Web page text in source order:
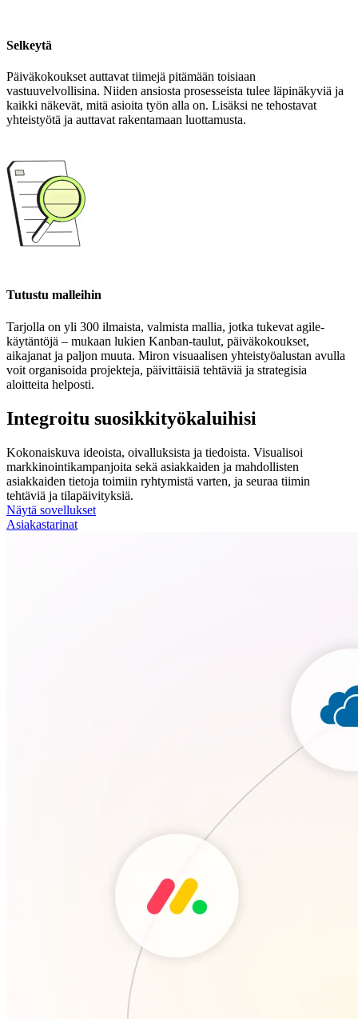
Selkeytä
Päiväkokoukset auttavat tiimejä pitämään toisiaan
vastuuvelvollisina. Niiden ansiosta prosesseista tulee läpinäkyviä ja
kaikki näkevät, mitä asioita työn alla on. Lisäksi ne tehostavat
yhteistyötä ja auttavat rakentamaan luottamusta.
Tutustu malleihin
Tarjolla on yli 300 ilmaista, valmista mallia, jotka tukevat agile-
käytäntöjä – mukaan lukien Kanban-taulut, päiväkokoukset,
aikajanat ja paljon muuta. Miron visuaalisen yhteistyöalustan avulla
voit organisoida projekteja, päivittäisiä tehtäviä ja strategisia
aloitteita helposti.
Integroitu suosikkityökaluihisi
Kokonaiskuva ideoista, oivalluksista ja tiedoista. Visualisoi
markkinointikampanjoita sekä asiakkaiden ja mahdollisten
asiakkaiden tietoja toimiin ryhtymistä varten, ja seuraa tiimin
tehtäviä ja tilapäivityksiä.
Näytä sovellukset
Asiakastarinat